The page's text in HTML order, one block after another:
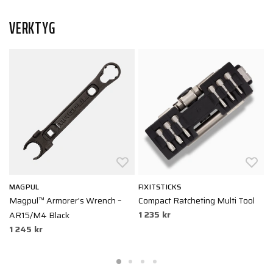
VERKTYG
MAGPUL
Magpul™ Armorer's Wrench –
AR15/M4 Black
1 245 kr
FIXITSTICKS
Compact Ratcheting Multi Tool
1 235 kr